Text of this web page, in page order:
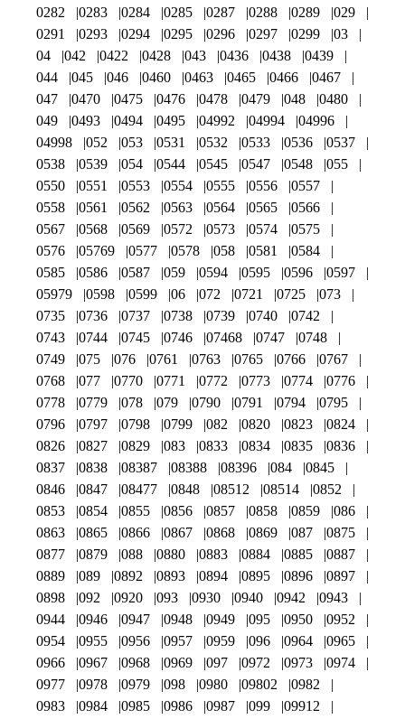
0282 0283 0284 0285 0287 0288 0289
029
0291
0293 0294 0295 0296 0297 0299
03
04
042 0422 0428 043 0436 0438
0439
044
045 046 0460 0463 0465 0466
0467
047
0470 0475 0476 0478 0479 048
0480
049
0493 0494 0495 04992 04994
04996
04998
052 053 0531 0532 0533 0536
0537
0538
0539 054 0544 0545 0547 0548
055
0550
0551 0553 0554 0555 0556
0557
0558
0561 0562 0563 0564 0565
0566
0567
0568 0569 0572 0573 0574
0575
0576
05769 0577 0578 058 0581
0584
0585
0586 0587 059 0594 0595 0596
0597
05979
0598 0599 06 072 0721 0725
073
0735
0736 0737 0738 0739 0740
0742
0743
0744 0745 0746 07468 0747
0748
0749
075 076 0761 0763 0765 0766
0767
0768
077 0770 0771 0772 0773 0774
0776
0778
0779 078 079 0790 0791 0794
0795
0796
0797 0798 0799 082 0820 0823
0824
0826
0827 0829 083 0833 0834 0835
0836
0837
0838 08387 08388 08396 084
0845
0846
0847 08477 0848 08512 08514
0852
0853
0854 0855 0856 0857 0858 0859
086
0863
0865 0866 0867 0868 0869 087
0875
0877
0879 088 0880 0883 0884 0885
0887
0889
089 0892 0893 0894 0895 0896
0897
0898
092 0920 093 0930 0940 0942
0943
0944
0946 0947 0948 0949 095 0950
0952
0954
0955 0956 0957 0959 096 0964
0965
0966
0967 0968 0969 097 0972 0973
0974
0977
0978 0979 098 0980 09802
0982
0983
0984 0985 0986 0987 099
09912